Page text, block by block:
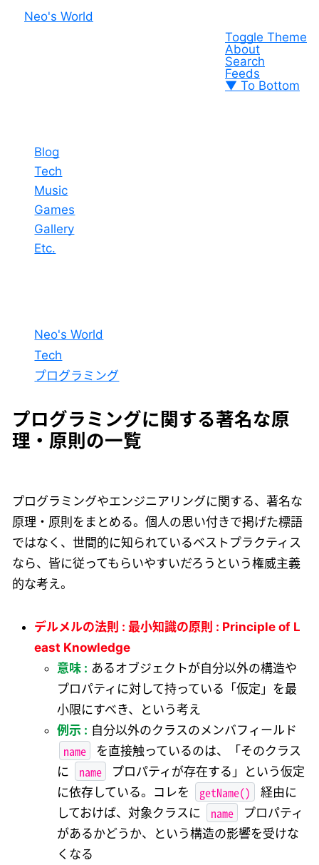
Neo's World
Toggle Theme
About
Search
Feeds
▼ To Bottom
Blog
Tech
Music
Games
Gallery
Etc.
Neo's World
Tech
プログラミング
プログラミングに関する著名な原
理・原則の一覧
プログラミングやエンジニアリングに関する、著名な
原理・原則をまとめる。個人の思い付きで掲げた標語
ではなく、世間的に知られているベストプラクティス
なら、皆に従ってもらいやすいだろうという権威主義
的な考え。
デルメルの法則 : 最小知識の原則 : Principle of L
east Knowledge
意味 : あるオブジェクトが自分以外の構造や
プロパティに対して持っている「仮定」を最
小限にすべき、という考え
例示 : 自分以外のクラスのメンバフィールド
name
を直接触っているのは、「そのクラス
に
name
プロパティが存在する」という仮定
に依存している。コレを
getName()
経由に
しておけば、対象クラスに
name
プロパティ
があるかどうか、という構造の影響を受けな
くなる